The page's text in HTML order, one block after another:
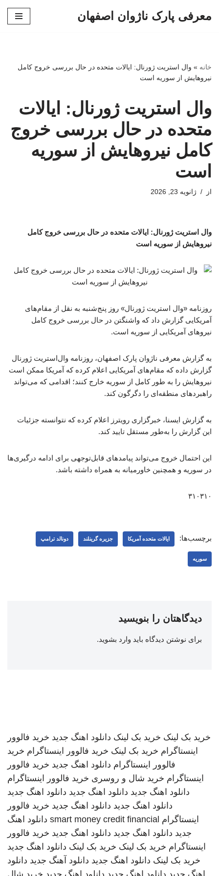
معرفی پارک ناژوان اصفهان
خانه » وال استریت ژورنال: ایالات متحده در حال بررسی خروج کامل
نیروهایش از سوریه است
وال استریت ژورنال: ایالات
متحده در حال بررسی خروج
کامل نیروهایش از سوریه
است
از ژانویه 23, 2026
وال استریت ژورنال: ایالات متحده در حال بررسی خروج کامل
نیروهایش از سوریه است
روزنامه «وال استریت ژورنال» روز پنج‌شنبه به نقل از مقام‌های
آمریکایی گزارش داد که واشنگتن در حال بررسی خروج کامل
نیروهای آمریکایی از سوریه است.
به گزارش معرفی ناژوان پارک اصفهان،‌ روزنامه وال‌استریت ژورنال
گزارش داده که مقام‌های آمریکایی اعلام کرده که آمریکا ممکن است
نیروهایش را به طور کامل از سوریه خارج کنند؛ اقدامی که می‌تواند
راهبردهای منطقه‌ای را دگرگون کند.
به گزارش ایسنا، خبرگزاری رویترز اعلام کرده که نتوانسته جزئیات
این گزارش را به‌طور مستقل تایید کند.
این احتمال خروج می‌تواند پیامدهای قابل‌توجهی برای ادامه درگیری‌ها
در سوریه و همچنین خاورمیانه به همراه داشته باشد.
۳۱۰۳۱۰
برچسب‌ها: ایالات متحده آمریکا جزیره گرینلند دونالد ترامپ
سوریه
دیدگاهتان را بنویسید
برای نوشتن دیدگاه باید وارد بشوید.
خرید بک لینک خرید بک لینک دانلود اهنگ جدید خرید فالوور
اینستاگرام خرید بک لینک خرید فالوور اینستاگرام خرید
فالوور اینستاگرام دانلود اهنگ جدید خرید فالوور
اینستاگرام خرید شال و روسری خرید فالوور اینستاگرام
دانلود اهنگ جدید دانلود اهنگ جدید دانلود اهنگ جدید
دانلود اهنگ جدید دانلود اهنگ جدید خرید فالوور
اینستاگرام smart money credit financial دانلود اهنگ
جدید دانلود اهنگ جدید دانلود اهنگ جدید خرید فالوور
اینستاگرام خرید بک لینک خرید بک لینک دانلود اهنگ جدید
خرید بک لینک دانلود اهنگ جدید دانلود آهنگ جدید دانلود
اهنگ جدید دانلود اهنگ جدید دانلود اهنگ جدید خرید شال